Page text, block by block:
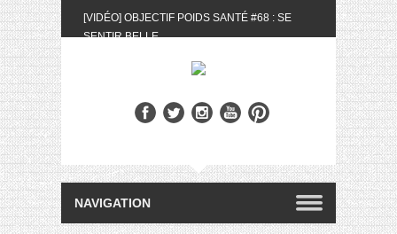
[VIDÉO] OBJECTIF POIDS SANTÉ #68 : SE
SENTIR BELLE
BIOTYFULL BOX DU MOIS DE MAI 2024 FEAT.
[VIDÉO] QUITOQUE #10 : MEAL PREP &
CONVIVIALITÉ
[VIDÉO] UNBOXING : LES MY LITTLE &
BIOTYFULL BOX DU MOIS D’AVRIL 2024